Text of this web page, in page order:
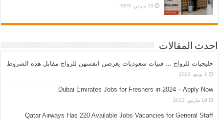
10 مارس، 2023
احدث المقالات
خليجيات للزواج … فتيات سعوديات يعرضن انفسهن للزواج مقابل هذه الشروط
1 يونيو، 2023
Dubai Emirates Jobs for Freshers in 2024 – Apply Now
10 مارس، 2023
Qatar Airways Has 220 Available Jobs Vacancies for General Staff